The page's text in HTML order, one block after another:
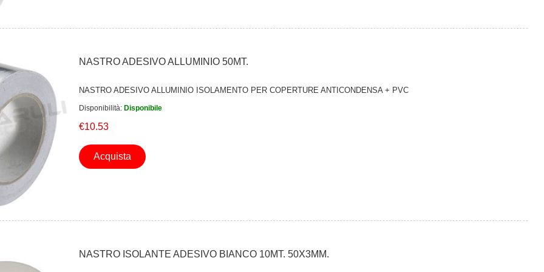
NASTRO ADESIVO ALLUMINIO 50MT.
NASTRO ADESIVO ALLUMINIO ISOLAMENTO PER COPERTURE ANTICONDENSA + PVC
Disponibilità: Disponibile
€10.53
Acquista
NASTRO ISOLANTE ADESIVO BIANCO 10MT. 50X3MM.